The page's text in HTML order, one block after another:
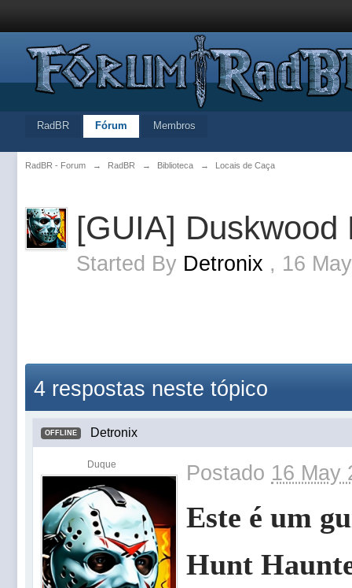
RadBR Fórum Membros
RadBR - Forum → RadBR → Biblioteca → Locais de Caça
[GUIA] Duskwood
Started By Detronix , 16
4 respostas neste tópico
OFFLINE Detronix
Duque Postado 16 May
Este é um
Hunt